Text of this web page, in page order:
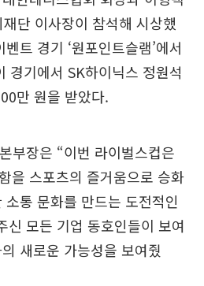
단 이사장이 참석해 시상했
트 경기 ‘원포인트슬램’에서
경기에서 SK하이닉스 정원석
만 원을 받았다.
본부장은 “이번 라이벌스컵은
을 스포츠의 즐거움으로 승화
통 문화를 만드는 도전적인
신 모든 기업 동호인들이 보여
새로운 가능성을 보여줬